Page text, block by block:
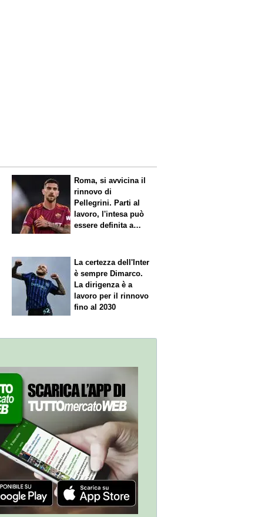
Roma, si avvicina il
rinnovo di
Pellegrini. Parti al
lavoro, l'intesa può
essere definita a
La certezza dell'Inter
è sempre Dimarco.
La dirigenza è a
lavoro per il rinnovo
fino al 2030